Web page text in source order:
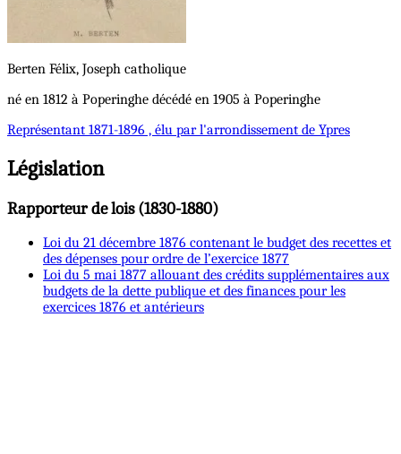
Berten Félix, Joseph catholique
né en 1812 à Poperinghe décédé en 1905 à Poperinghe
Représentant 1871-1896 , élu par l'arrondissement de Ypres
Législation
Rapporteur de lois (1830-1880)
Loi du 21 décembre 1876 contenant le budget des recettes et
des dépenses pour ordre de l’exercice 1877
Loi du 5 mai 1877 allouant des crédits supplémentaires aux
budgets de la dette publique et des finances pour les
exercices 1876 et antérieurs